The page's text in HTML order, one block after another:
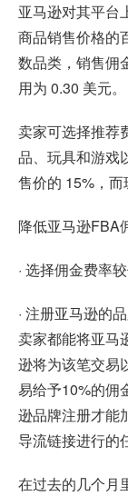
亚马逊对其平台
商品销售价格的
数品类，销售佣
用为 0.30 美元。
卖家可选择推荐
品、玩具和游戏
售价的 15%，而
降低亚马逊FBA
· 选择佣金费率
· 注册亚马逊的
卖家都能将亚马
逊将为该笔交易
易给予10%的佣
逊品牌注册才能
导流链接进行的
在过去的几个月